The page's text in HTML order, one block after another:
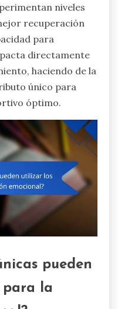
niveles
recuperación
para
directamente
haciendo de la
único para
óptimo.
pueden
la